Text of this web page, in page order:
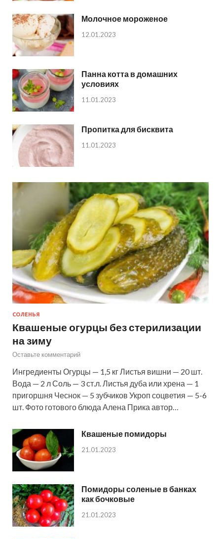
Молочное мороженое
12.01.2023
Панна котта в домашних
условиях
11.01.2023
Пропитка для бисквита
11.01.2023
СОЛЕНЬЯ
Квашеные огурцы без стерилизации
на зиму
Оставьте комментарий
Ингредиенты Огурцы — 1,5 кг Листья вишни — 20 шт.
Вода — 2 л Соль — 3 ст.л. Листья дуба или хрена — 1
пригоршня Чеснок — 5 зубчиков Укроп соцветия — 5-6
шт. Фото готового блюда Алена Прика автор…
Квашеные помидоры
21.01.2023
Помидоры соленые в банках
как бочковые
21.01.2023